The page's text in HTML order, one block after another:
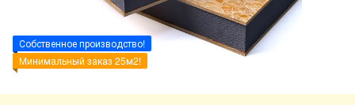
Собственное производство!
Минимальный заказ 25м2!